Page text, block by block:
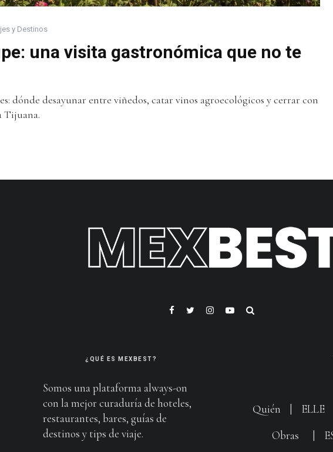
y Destinos
una visita gastronómica que no te
dónde desayunar entre viñedos, catar vinos agroecológicos y cerrar con
Tijuana.
¿QUÉ ES MEXBEST?
Somos una plataforma always-on
con la mejor curaduría de hoteles,
restaurantes, bares, guías de
destinos y tips de viaje.
Quién ELLE
Obras